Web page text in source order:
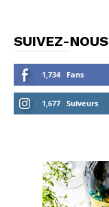
SUIVEZ-NOUS
1,734 Fans
1,677 Suiveurs